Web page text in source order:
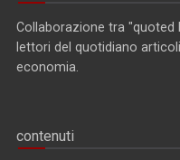
Collaborazione tra "quoted
lettori del quotidiano
economia.
contenuti